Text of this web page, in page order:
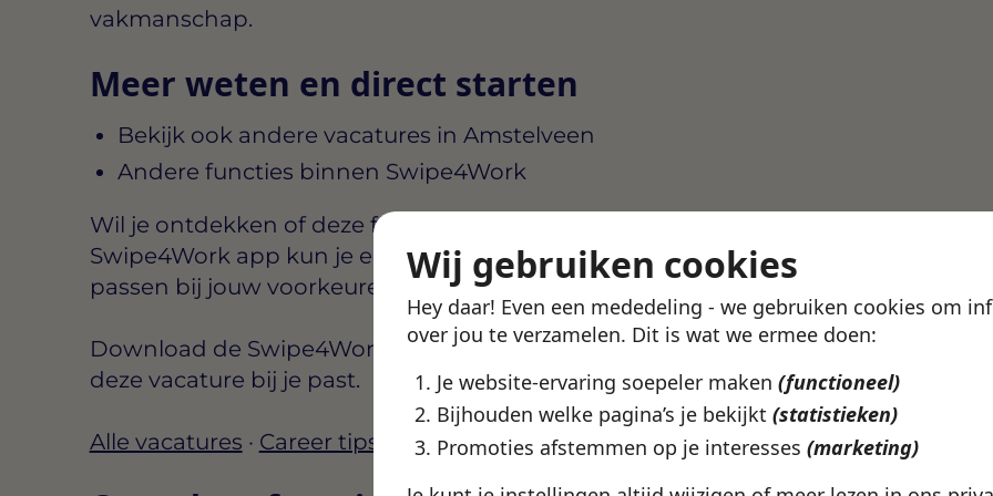
Wij gebruiken cookies
Hey daar! Even een mededeling - we gebruiken cookies om
over jou te verzamelen. Dit is wat we ermee doen:
Je website-ervaring soepeler maken (functioneel)
Bijhouden welke pagina’s je bekijkt (statistieken)
Promoties afstemmen op je interesses (marketing)
vakmanschap.
Meer weten en direct starten
Bekijk ook andere vacatures in Amstelveen
Andere functies binnen Swipe4Work
Wil je ontdekken of deze functie aansluit bij wat jij zoekt? In de
Swipe4Work app kun je eenvoudig bekijken welke vacatures
passen bij jouw voorkeuren, zoals locatie en werkuren.
Download de Swipe4Work app, maak een profiel aan en kijk of
deze vacature bij je past.
Alle vacatures · Career tips Finance vacatures